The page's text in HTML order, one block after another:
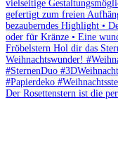
Der Rosettenstern ist die